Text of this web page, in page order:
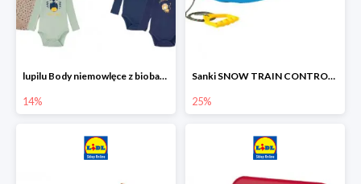
lupilu Body niemowlęce z biobawełny
14%
Sanki SNOW TRAIN CONTROL -25%
25%